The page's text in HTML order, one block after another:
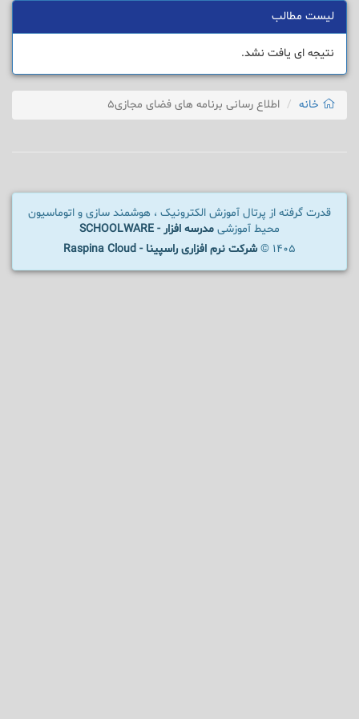
لیست مطالب
نتیجه ای یافت نشد.
خانه اطلاع رسانی برنامه های فضای مجازی5
قدرت گرفته از پرتال آموزش الکترونیک ، هوشمند سازی و اتوماسیون
محیط آموزشی مدرسه افزار - SCHOOLWARE
1405 ©
شرکت نرم افزاری راسپینا - Raspina Cloud